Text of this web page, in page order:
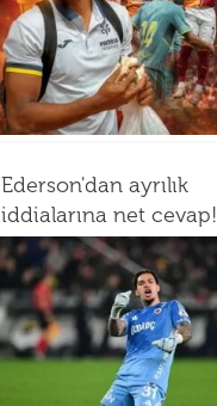
Ederson'dan ayrılık
iddialarına net cevap!